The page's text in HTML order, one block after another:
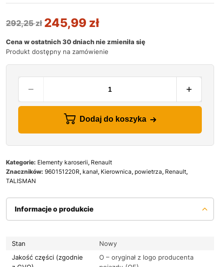
292,25zł 245,99 zł
Cena w ostatnich 30 dniach nie zmieniła się
Produkt dostępny na zamówienie
Dodaj do koszyka
Kategorie: Elementy karoserii, Renault
Znaczników: 960151220R, kanał, Kierownica, powietrza, Renault,
TALISMAN
Informacje o produkcie
Stan
Nowy
Jakość części (zgodnie
O – oryginał z logo producenta